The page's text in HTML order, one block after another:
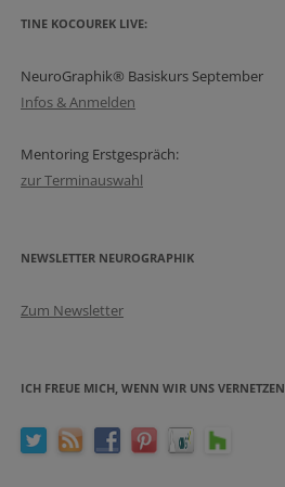
TINE KOCOUREK LIVE:
NeuroGraphik® Basiskurs September
Infos & Anmelden
Mentoring Erstgespräch:
zur Terminauswahl
NEWSLETTER NEUROGRAPHIK
Zum Newsletter
ICH FREUE MICH, WENN WIR UNS VERNETZEN